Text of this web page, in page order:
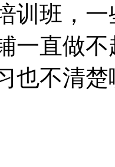
训班，
一直做
也不清